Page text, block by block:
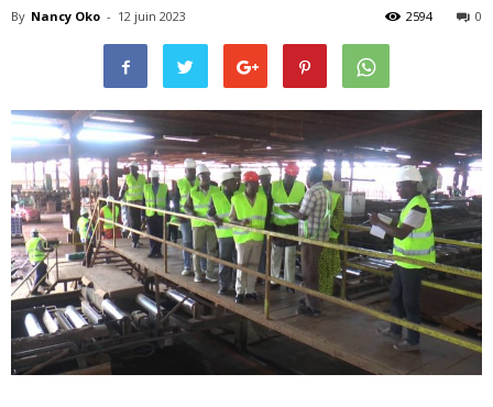
By Nancy Oko - 12 juin 2023 0
2594